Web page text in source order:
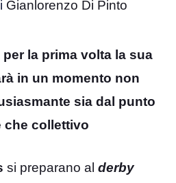
Gianlorenzo Di Pinto
la prima volta la sua
in un momento non
sia dal punto
che collettivo
si preparano al derby